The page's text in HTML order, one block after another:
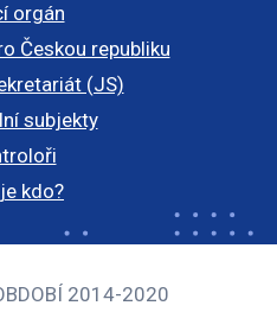
orgán
Českou republiku
(JS)
subjekty
kdo?
2014-2020